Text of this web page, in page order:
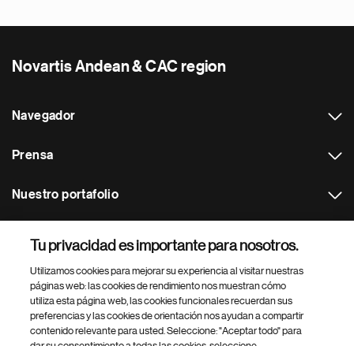
Novartis Andean & CAC region
Navegador
Prensa
Nuestro portafolio
Footer Site Search
Tu privacidad es importante para nosotros.
Utilizamos cookies para mejorar su experiencia al visitar nuestras
páginas web: las cookies de rendimiento nos muestran cómo
utiliza esta página web, las cookies funcionales recuerdan sus
preferencias y las cookies de orientación nos ayudan a compartir
contenido relevante para usted. Seleccione: "Aceptar todo" para